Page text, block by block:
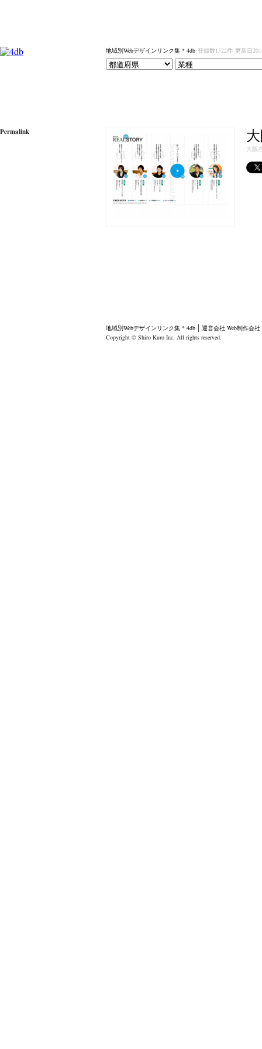
地域別Webデザインリンク集 * 4db 登録数1522件 更新日
Permalink
大阪
地域別Webデザインリンク集 * 4db 運営会社 Web制作会
Copyright © Shiro Kuro Inc. All rights reserved.